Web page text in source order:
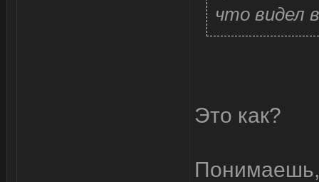
что видел
Это как?
Понимаешь,